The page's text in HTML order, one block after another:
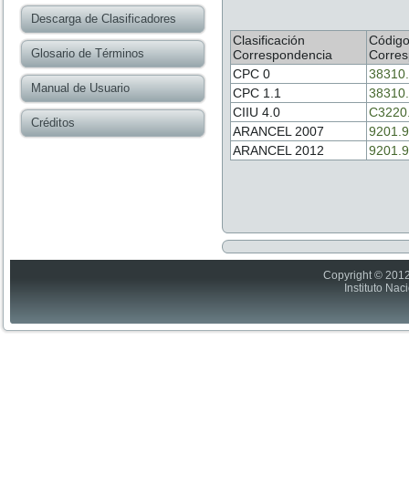
Descarga de Clasificadores
Glosario de Términos
Manual de Usuario
Créditos
Clasificación
Correspondencia
Código
CPC 0
CPC 1.1
CIIU 4.0
ARANCEL 2007
ARANCEL 2012
Copyright ©
Instituto